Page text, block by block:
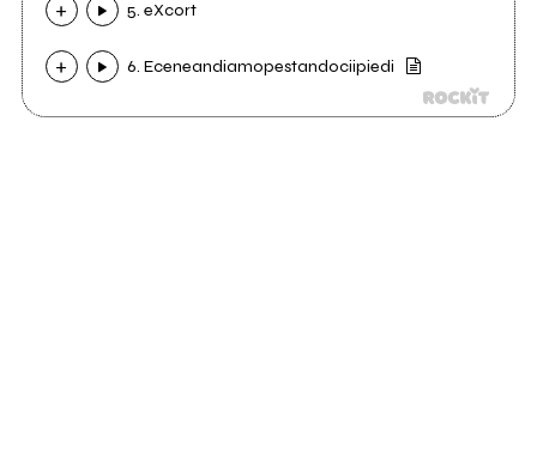
5. eXcort
6. Eceneandiamopestandociipiedi